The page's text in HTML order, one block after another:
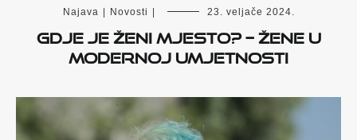
Najava | Novosti | 23. veljače 2024.
GDJE JE ŽENI MJESTO? – Žene u
modernoj umjetnosti